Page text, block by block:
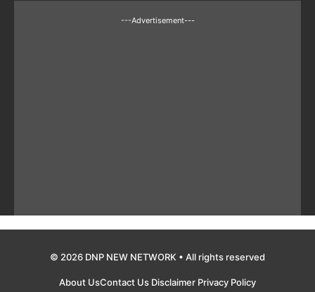
---Advertisement---
© 2026 DNP NEW NETWORK • All rights reserved
About UsContact Us Disclaimer Privacy Policy